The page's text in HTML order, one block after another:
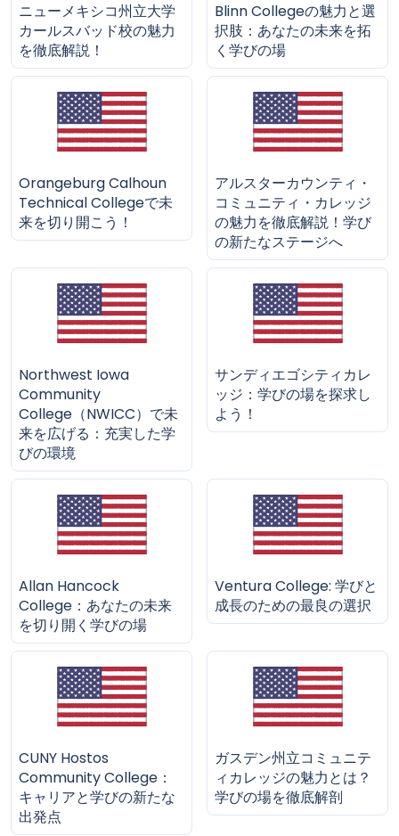
ニューメキシコ州立大学
カールスバッド校の魅力
を徹底解説！
Blinn Collegeの魅力と選
択肢：あなたの未来を拓
く学びの場
Orangeburg Calhoun
Technical Collegeで未
来を切り開こう！
アルスターカウンティ・
コミュニティ・カレッジ
の魅力を徹底解説！学び
の新たなステージへ
Northwest Iowa
Community
College（NWICC）で未
来を広げる：充実した学
びの環境
サンディエゴシティカレ
ッジ：学びの場を探求し
よう！
Allan Hancock
College：あなたの未来
を切り開く学びの場
Ventura College: 学びと
成長のための最良の選択
CUNY Hostos
Community College：
キャリアと学びの新たな
出発点
ガスデン州立コミュニテ
ィカレッジの魅力とは？
学びの場を徹底解剖